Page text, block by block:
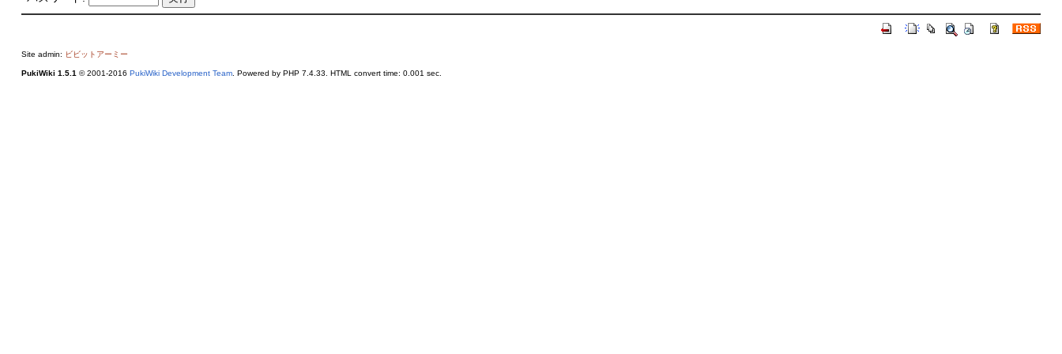
Site admin: ビビットアーミー
PukiWiki 1.5.1© 2001-2016 PukiWiki Development Team. Powered by PHP 7.4.33. HTML convert time: 0.001 sec.